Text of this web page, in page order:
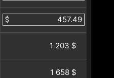
$
1 203 $
1 658 $